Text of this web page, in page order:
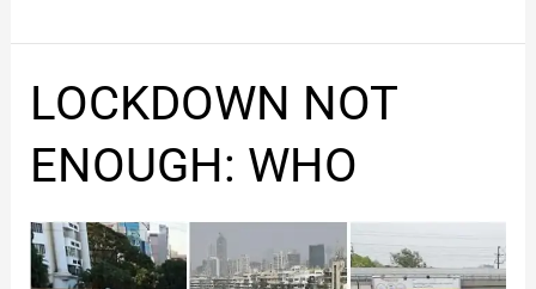
LOCKDOWN NOT
ENOUGH: WHO
LOCKDOWN
NOT
ENOUGH:
WHO